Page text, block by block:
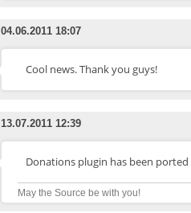
04.06.2011 18:07
Cool news. Thank you guys!
13.07.2011 12:39
Donations plugin has been
May the Source be with you!